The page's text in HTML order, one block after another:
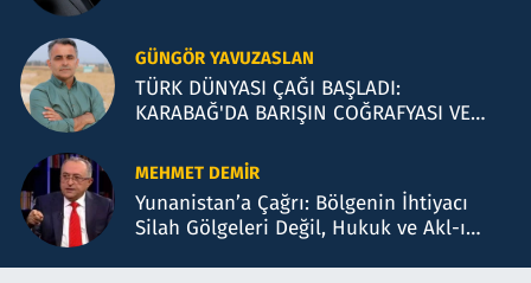
GÜNGÖR YAVUZASLAN
TÜRK DÜNYASI ÇAĞI BAŞLADI:
KARABAĞ'DA BARIŞIN COĞRAFYASI VE
MEHMET DEMIR
Yunanistan’a Çağrı: Bölgenin İhtiyacı
Silah Gölgeleri Değil, Hukuk ve Akl-ı